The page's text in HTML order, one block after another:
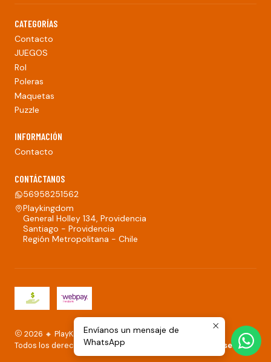
CATEGORÍAS
Contacto
JUEGOS
Rol
Poleras
Maquetas
Puzzle
INFORMACIÓN
Contacto
CONTÁCTANOS
56958251562
Playkingdom
General Holley 134, Providencia
Santiago - Providencia
Región Metropolitana - Chile
2026 🔸 PlayKingdom.
Todos los derechos reservados.
Desarrollado por Jumpseller.
Envíanos un mensaje de
WhatsApp